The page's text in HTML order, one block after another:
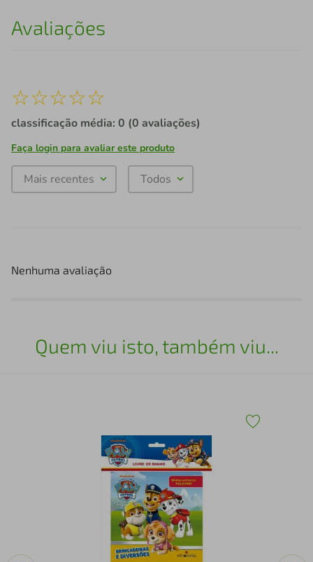
Avaliações
☆☆☆☆☆
classificação média: 0 (0 avaliações)
Faça login para avaliar este produto
Mais recentes Todos
Nenhuma avaliação
Quem viu isto, também viu...